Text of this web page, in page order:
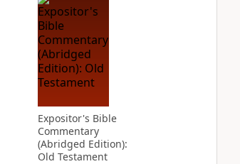
Expositor's Bible
Commentary
(Abridged Edition):
Old Testament